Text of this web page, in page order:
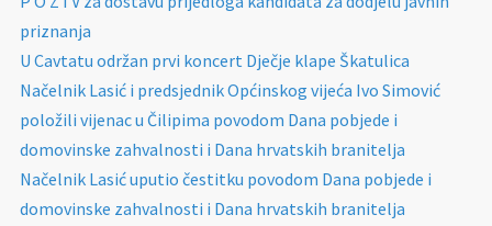
priznanja
U Cavtatu održan prvi koncert Dječje klape Škatulica
Načelnik Lasić i predsjednik Općinskog vijeća Ivo Simović
položili vijenac u Čilipima povodom Dana pobjede i
domovinske zahvalnosti i Dana hrvatskih branitelja
Načelnik Lasić uputio čestitku povodom Dana pobjede i
domovinske zahvalnosti i Dana hrvatskih branitelja